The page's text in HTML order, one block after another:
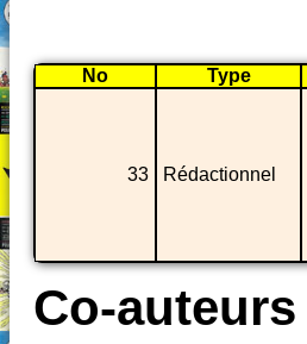
No Type
33 Rédactionnel
Co-auteurs